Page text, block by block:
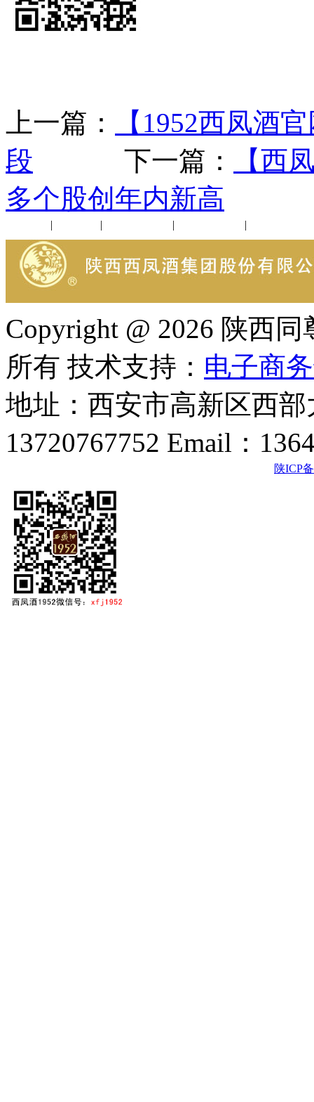
上一篇：
【1952西凤酒
段 下一篇：
【西
多个股创年内新高
| | | |
Copyright @ 2026 陕西
所有 技术支持： 电子商
地址：西安市高新区西
13720767752 Email：
陕ICP